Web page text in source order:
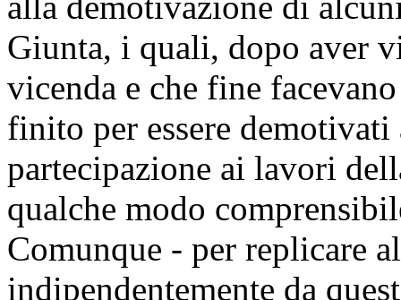
Giunta, i quali, dopo aver
vicenda e che fine
finito per essere
partecipazione ai lavori
qualche modo
Comunque - per replicare
indipendentemente da